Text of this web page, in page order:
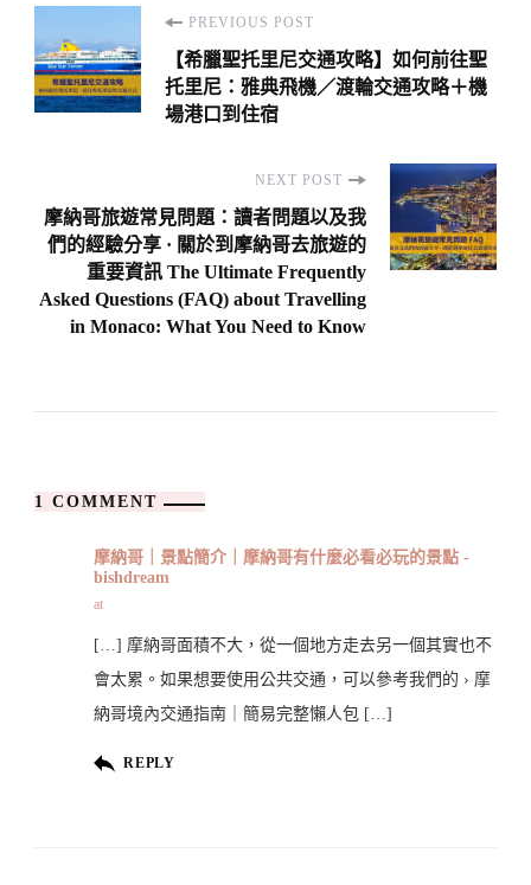
Navigation
PREVIOUS POST
【希臘聖托里尼交通攻略】如何前往聖
托里尼：雅典飛機／渡輪交通攻略＋機
場港口到住宿
NEXT POST
摩納哥旅遊常見問題：讀者問題以及我
們的經驗分享 · 關於到摩納哥去旅遊的
重要資訊 The Ultimate Frequently
Asked Questions (FAQ) about Travelling
in Monaco: What You Need to Know
1 COMMENT
摩納哥｜景點簡介｜摩納哥有什麼必看必玩的景點 -
bishdream
at
[…] 摩納哥面積不大，從一個地方走去另一個其實也不
會太累。如果想要使用公共交通，可以參考我們的 › 摩
納哥境內交通指南｜簡易完整懶人包 […]
REPLY